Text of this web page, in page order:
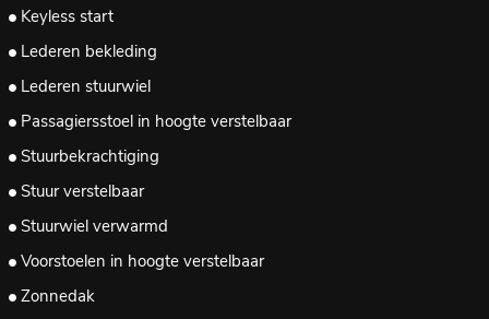
Keyless start
Lederen bekleding
Lederen stuurwiel
Passagiersstoel in hoogte verstelbaar
Stuurbekrachtiging
Stuur verstelbaar
Stuurwiel verwarmd
Voorstoelen in hoogte verstelbaar
Zonnedak